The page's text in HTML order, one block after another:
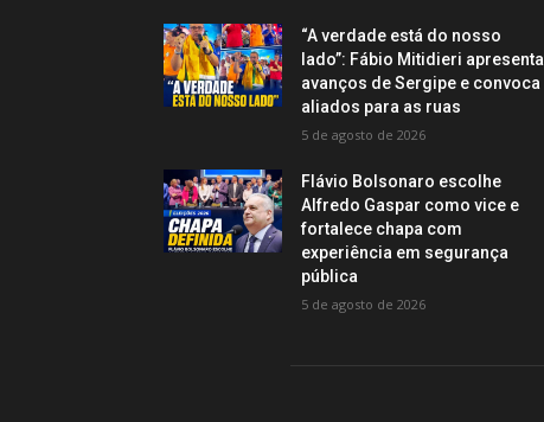
“A verdade está do nosso
lado”: Fábio Mitidieri apresenta
avanços de Sergipe e convoca
aliados para as ruas
5 de agosto de 2026
Flávio Bolsonaro escolhe
Alfredo Gaspar como vice e
fortalece chapa com
experiência em segurança
pública
5 de agosto de 2026